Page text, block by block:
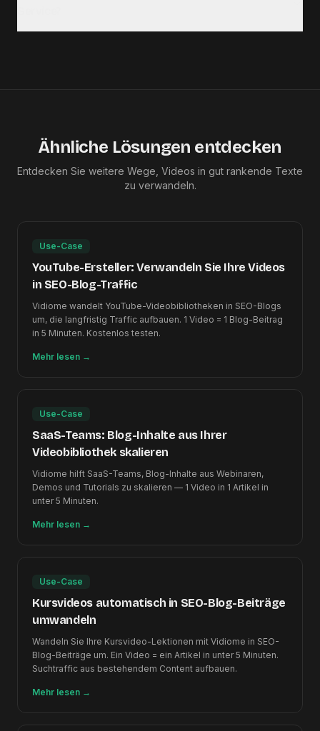
Ähnliche Lösungen entdecken
Entdecken Sie weitere Wege, Videos in gut rankende Texte
zu verwandeln.
Use-Case
YouTube-Ersteller: Verwandeln Sie Ihre Videos
in SEO-Blog-Traffic
Vidiome wandelt YouTube-Videobibliotheken in SEO-Blogs
um, die langfristig Traffic aufbauen. 1 Video = 1 Blog-Beitrag
in 5 Minuten. Kostenlos testen.
Mehr lesen →
Use-Case
SaaS-Teams: Blog-Inhalte aus Ihrer
Videobibliothek skalieren
Vidiome hilft SaaS-Teams, Blog-Inhalte aus Webinaren,
Demos und Tutorials zu skalieren — 1 Video in 1 Artikel in
unter 5 Minuten.
Mehr lesen →
Use-Case
Kursvideos automatisch in SEO-Blog-Beiträge
umwandeln
Wandeln Sie Ihre Kursvideo-Lektionen mit Vidiome in SEO-
Blog-Beiträge um. Ein Video = ein Artikel in unter 5 Minuten.
Suchtraffic aus bestehendem Content aufbauen.
Mehr lesen →